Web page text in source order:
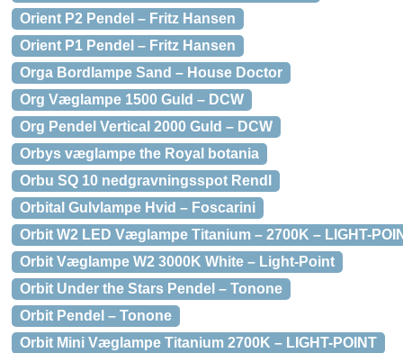
Orient P2 Pendel – Fritz Hansen
Orient P1 Pendel – Fritz Hansen
Orga Bordlampe Sand – House Doctor
Org Væglampe 1500 Guld – DCW
Org Pendel Vertical 2000 Guld – DCW
Orbys væglampe the Royal botania
Orbu SQ 10 nedgravningsspot Rendl
Orbital Gulvlampe Hvid – Foscarini
Orbit W2 LED Væglampe Titanium – 2700K – LIGHT-
Orbit Væglampe W2 3000K White – Light-Point
Orbit Under the Stars Pendel – Tonone
Orbit Pendel – Tonone
Orbit Mini Væglampe Titanium 2700K – LIGHT-POINT